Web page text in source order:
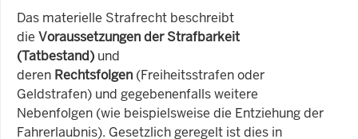
Das materielle Strafrecht beschreibt
die Voraussetzungen der Strafbarkeit
(Tatbestand) und
deren Rechtsfolgen (Freiheitsstrafen oder
Geldstrafen) und gegebenenfalls weitere
Nebenfolgen (wie beispielsweise die Entziehung der
Fahrerlaubnis). Gesetzlich geregelt ist dies in